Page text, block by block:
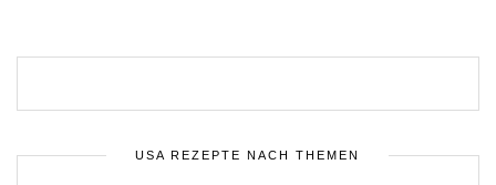
USA REZEPTE NACH THEMEN